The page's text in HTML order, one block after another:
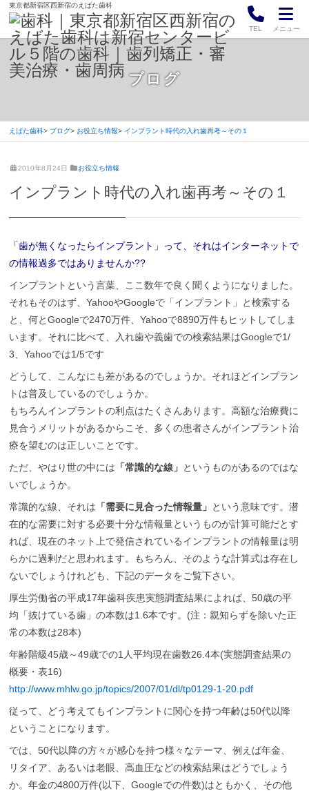
東京都新宿区西新宿のえばた歯科
TEL メニュー
ブログ
えばた歯科 ブログ お役立ち情報 インプラント時代の入れ歯再考～その１
2010年8月24日 お役立ち情報
2
年
月
日
た
科
インプラント時代の入れ歯再考～その１
「歯が無くなったらインプラント」って、それはインターネットで
の情報過多ではありませんか??
インプラントという言葉、ここ数年で良く聞くようになりました。
それもそのはず、YahooやGoogleで「インプラント」と検索する
と、何とGoogleで2470万件、Yahooで8890万件もヒットしてしま
います。それに比べて、入れ歯や義歯での検索結果はGoogleで1/
3、Yahooでは1/5です
どうして、こんなにも差があるのでしょうか。それほどインプラン
トは普及しているのでしょうか。
もちろんインプラントの利点はたくさんあります。高額な治療費に
見合うメリットがあるからこそ、多くの患者さんがインプラント治
療を望むのは正しいことです。
ただ、やはり世の中には 「常識的な線」 というものがあるのではな
いでしょうか。
常識的な線、それは 「需要に見合った情報量」 という意味です。潜
在的な需要に対する必要十分な情報量というものが計算可能だとす
れば、現在のネット上で発信されているインプラントの情報量は明
らかに過剰だと思われます。もちろん、そのような計算式は存在し
ないでしょうけれども、下記のデータをご覧下さい。
厚生労働省の平成17年歯科疾患実態調査結果によれば、50歳の平
均「抜けている歯」の本数は1.6本です。(注：親知らずを除いた正
常の本数は28本)
年齢階級45歳～49歳での1人平均現在歯数26.4本(実態調査結果の
概要・表16)
http://www.mhlw.go.jp/topics/2007/01/dl/tp0129-1-20.pdf
従って、どう考えてもインプラントに関心を持つ年齢は50代以降
ということになります。
では、50代以降の方々が感心を持つ様々なテーマ、例えば年金、
リタイア、あるいは老眼、高血圧などの検索結果はどうでしょう
か。年金の4800万件(以下、Googleでの件数)はともかく、その他